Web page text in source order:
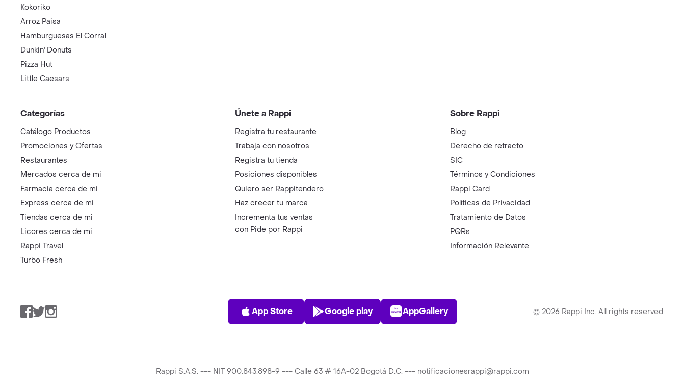
Kokoriko
Arroz Paisa
Hamburguesas El Corral
Dunkin' Donuts
Pizza Hut
Little Caesars
Categorías
Catálogo Productos
Promociones y Ofertas
Restaurantes
Mercados cerca de mi
Farmacia cerca de mi
Express cerca de mi
Tiendas cerca de mi
Licores cerca de mi
Rappi Travel
Turbo Fresh
Únete a Rappi
Registra tu restaurante
Trabaja con nosotros
Registra tu tienda
Posiciones disponibles
Quiero ser Rappitendero
Haz crecer tu marca
Incrementa tus ventas
con Pide por Rappi
Sobre Rappi
Blog
Derecho de retracto
SIC
Términos y Condiciones
Rappi Card
Políticas de Privacidad
Tratamiento de Datos
PQRs
Información Relevante
Facebook
TwitterInstagram
App Store
App Store
Play Store
Google play
AppGallery
AppGallery © 2026 Rappi Inc. All rights reserved.
Rappi S.A.S. --- NIT 900.843.898-9 --- Calle 63 # 16A-02 Bogotá D.C. --- notificacionesrappi@rappi.com